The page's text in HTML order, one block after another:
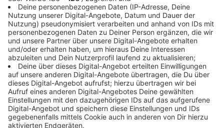
Leben, die gerade schwierige Zeiten durchmacht. Sie
garantiere, dass sie immer für diese Person da sein
werde und damit ihre Rettungsleine (Lifeline) sein will.
Es sei OK, nicht 24 Stunden, sieben Tage die Woche
stark zu sein. Hilfe von anderen Leuten solle man
immer annehmen.
Anzeige